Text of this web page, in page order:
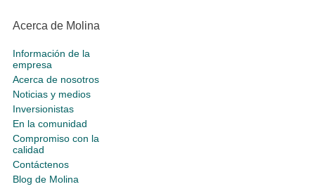
Acerca de Molina
Información de la
empresa
Acerca de nosotros
Noticias y medios
Inversionistas
En la comunidad
Compromiso con la
calidad
Contáctenos
Blog de Molina